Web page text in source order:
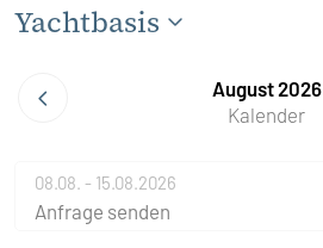
Yachtbasis
August 2026
Kalender
08.08. - 15.08.2026
Anfrage senden